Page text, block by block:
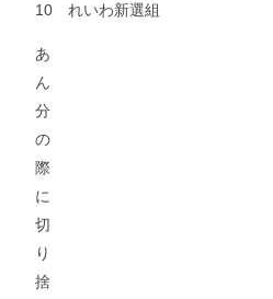
10 れいわ新選組
あ
ん
分
の
際
に
切
り
捨